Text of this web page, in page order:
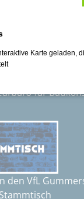
den VfL
Karte geladen,